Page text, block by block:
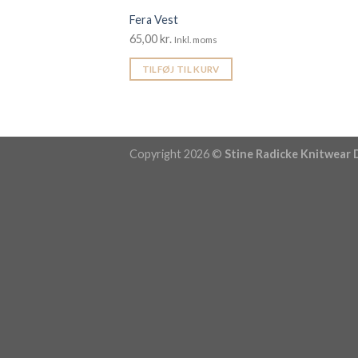
Fera Vest
65,00kr. Inkl. moms
TILFØJ TIL KURV
Copyright 2026 © Stine Radicke Knitwear